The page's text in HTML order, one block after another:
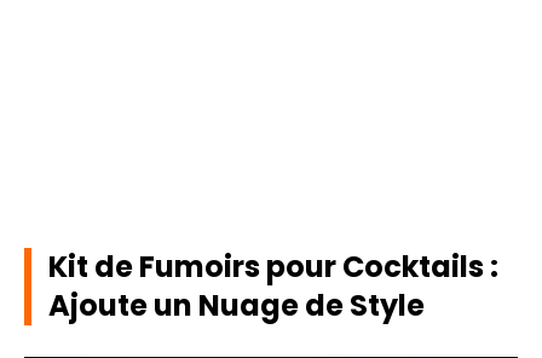
Kit de Fumoirs pour Cocktails :
Ajoute un Nuage de Style